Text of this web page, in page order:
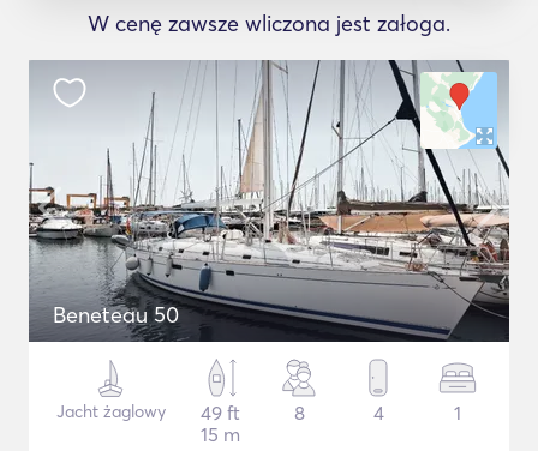
W cenę zawsze wliczona jest załoga.
Beneteau 50
Jacht żaglowy
49 ft
15 m
8 4 1